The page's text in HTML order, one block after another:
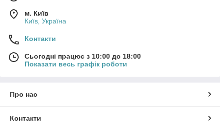
м. Київ
Київ, Україна
Контакти
Сьогодні працює з 10:00 до 18:00
Показати весь графік роботи
Про нас
Контакти